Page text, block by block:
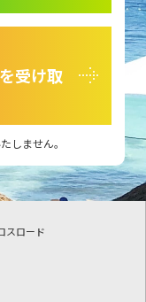
受け取
しません。
スロード